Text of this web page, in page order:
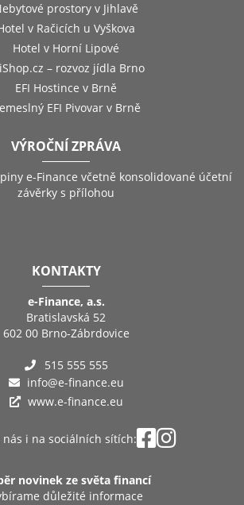
prostory v Jihlavě
v Račicích u Vyškova
Hotel v Horní Lipové
– rozvoz jídla Brno
EFI Hostince v Brně
EFI Pivovar v Brně
VÝROČNÍ ZPRÁVA
e-Finance včetně konsolidované účetní
závěrky s přílohou
KONTAKTY
e-Finance, a.s.
Bratislavská 52
602 00 Brno-Zábrdovice
515 555 555
info@e-finance.eu
www.e-finance.eu
i na sociálních sítích:
novinek ze světa financí
důležité informace